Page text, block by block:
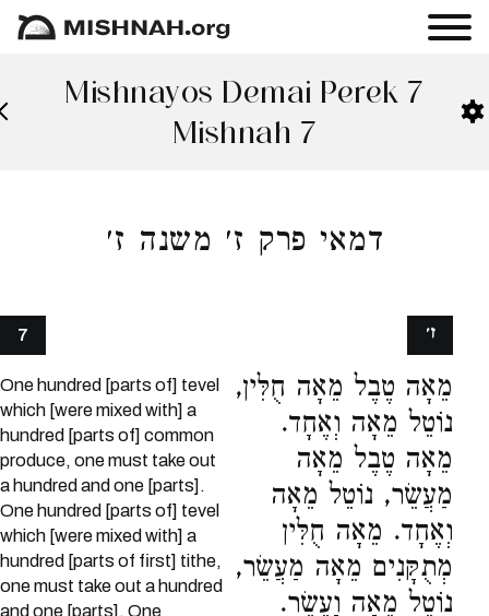
Mishnayos Demai Perek 7
Mishnah 7
דמאי פרק ז׳ משנה ז׳
7
One hundred [parts of] tevel
which [were mixed with] a
hundred [parts of] common
produce, one must take out
a hundred and one [parts].
One hundred [parts of] tevel
which [were mixed with] a
hundred [parts of first] tithe,
one must take out a hundred
and one [parts]. One
מֵאָה טֶבֶל מֵאָה חֻלִּין,
נוֹטֵל מֵאָה וְאֶחָד.
מֵאָה טֶבֶל מֵאָה
מַעֲשֵׂר, נוֹטֵל מֵאָה
וְאֶחָד. מֵאָה חֻלִּין
מְתֻקָּנִים מֵאָה מַעֲשֵׂר,
נוֹטֵל מֵאָה וָעֶשֶׂר.
ז׳